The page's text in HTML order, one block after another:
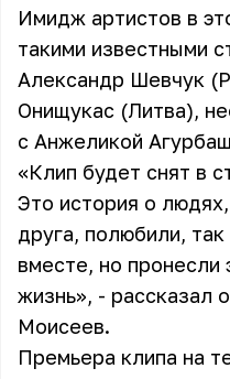
Имидж артистов в
такими известными
Александр Шевчук
Онищукас (Литва),
с Анжеликой
«Клип будет снят в
Это история о
друга, полюбили,
вместе, но пронесли
жизнь», - рассказал
Моисеев.
Премьера клипа на